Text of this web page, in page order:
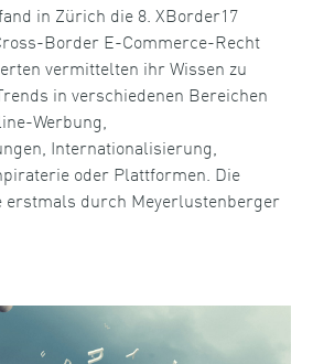
in Zürich die 8. XBorder17
Border E-Commerce-Recht
vermittelten ihr Wissen zu
in verschiedenen Bereichen
Werbung,
Internationalisierung,
oder Plattformen. Die
erstmals durch Meyerlustenberger